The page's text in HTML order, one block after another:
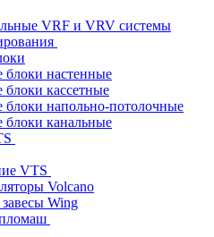
VRF и VRV системы
блоки настенные
кассетные
блоки напольно-потолочные
блоки канальные
VTS
Volcano
Wing